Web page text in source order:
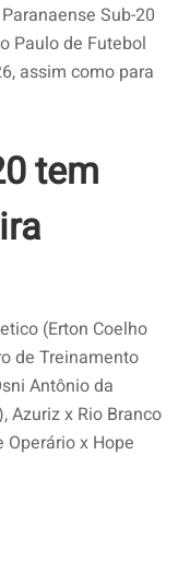
Sub-20
Paulo de Futebol
assim como para
tem
(Erton Coelho
de Treinamento
Antônio da
Azuriz x Rio Branco
Operário x Hope